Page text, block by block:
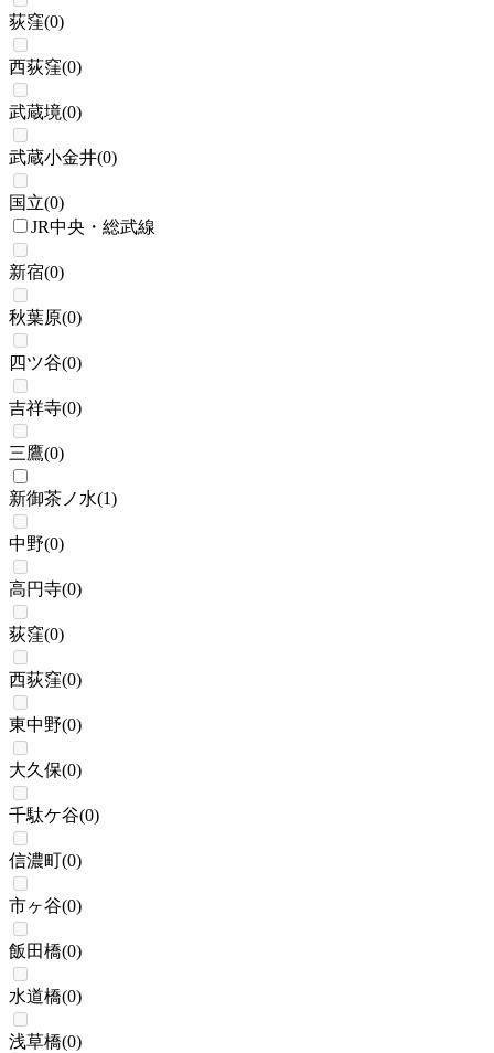
荻窪(0)
西荻窪(0)
武蔵境(0)
武蔵小金井(0)
国立(0)
JR中央・総武線
新宿(0)
秋葉原(0)
四ツ谷(0)
吉祥寺(0)
三鷹(0)
新御茶ノ水(1)
中野(0)
高円寺(0)
荻窪(0)
西荻窪(0)
東中野(0)
大久保(0)
千駄ケ谷(0)
信濃町(0)
市ヶ谷(0)
飯田橋(0)
水道橋(0)
浅草橋(0)